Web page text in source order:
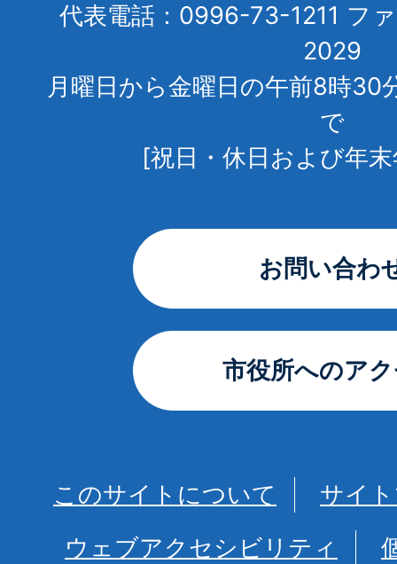
代表電話：0996-73-1211 フ
2029
月曜日から金曜日の午前8時30
で
[祝日・休日および年
お問い合わ
市役所へのア
このサイトについて
サイ
ウェブアクセシビリティ